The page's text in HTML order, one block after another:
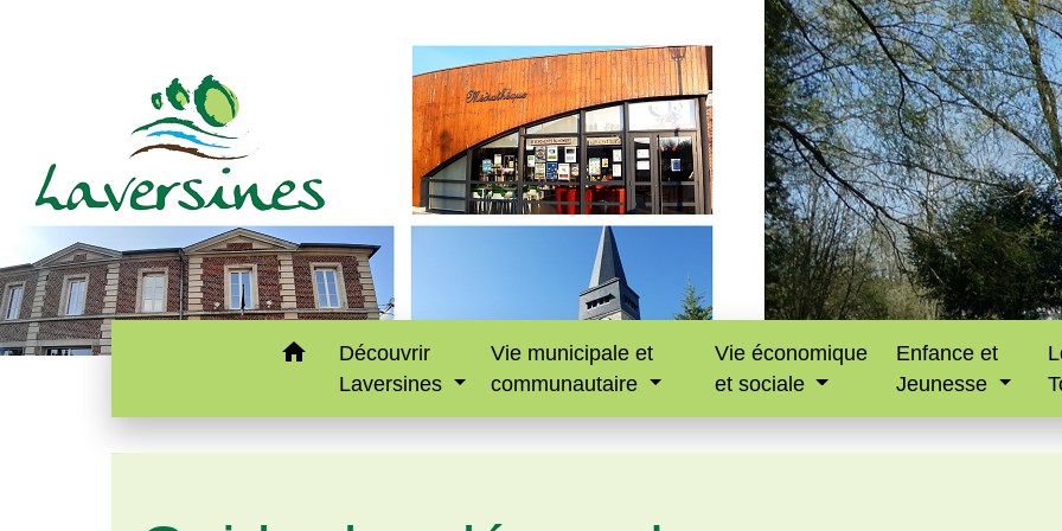
home
Découvrir
Laversines
Vie municipale et
communautaire
Vie économique
et sociale
Enfance et
Jeunesse